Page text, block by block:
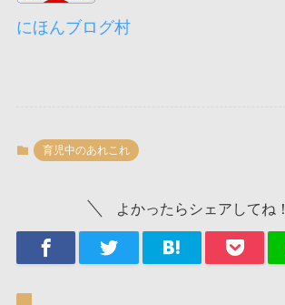
にほんブログ村
育児中のあれこれ
よかったらシェアしてね！